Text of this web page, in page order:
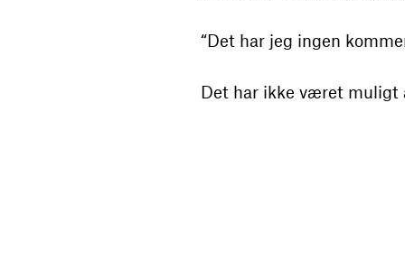
“Det har jeg ingen
Det har ikke været muligt